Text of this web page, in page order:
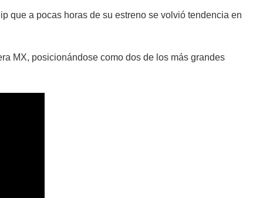
que a pocas horas de su estreno se volvió tendencia en
MX, posicionándose como dos de los más grandes